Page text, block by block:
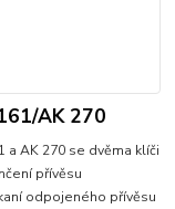
AK 270
a AK 270 se dvěma klíči
přívěsu
odpojeného přívěsu